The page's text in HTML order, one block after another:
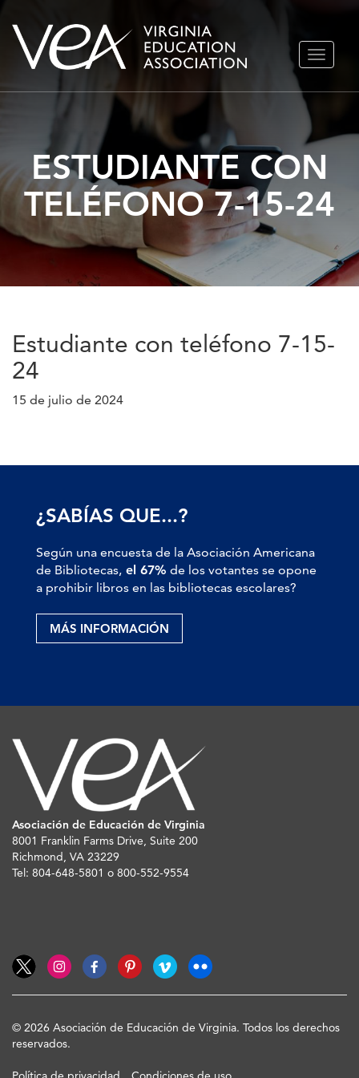
Ir
ESTUDIANTE CON
TELÉFONO 7-15-24
Estudiante con teléfono 7-15-
24
15 de julio de 2024
¿SABÍAS QUE...?
Según una encuesta de la Asociación Americana
de Bibliotecas, el 67% de los votantes se opone
a prohibir libros en las bibliotecas escolares?
MÁS INFORMACIÓN
Asociación de Educación de Virginia
8001 Franklin Farms Drive, Suite 200
Richmond, VA 23229
Tel: 804-648-5801 o 800-552-9554
© 2026 Asociación de Educación de Virginia. Todos los derechos
reservados.